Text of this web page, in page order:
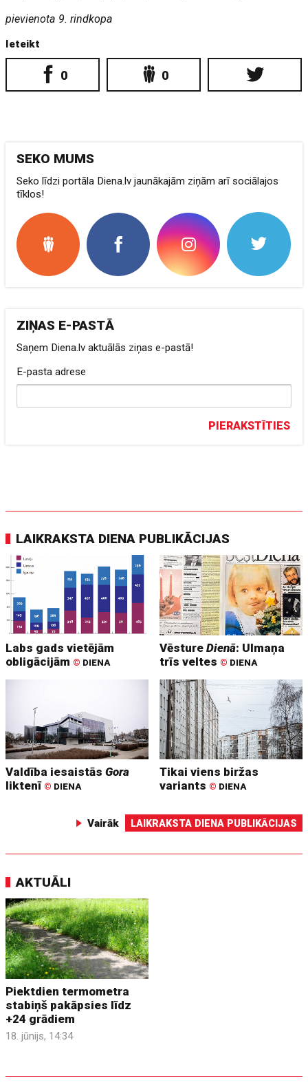
pievienota 9. rindkopa
Ieteikt
0 0
SEKO MUMS
Seko līdzi portāla Diena.lv jaunākajām ziņām arī sociālajos
tīklos!
ZIŅAS E-PASTĀ
Saņem Diena.lv aktuālās ziņas e-pastā!
E-pasta adrese
PIERAKSTĪTIES
LAIKRAKSTA DIENA PUBLIKĀCIJAS
Labs gads vietējām
obligācijām © DIENA
VēstureDienā: Ulmaņa
trīs veltes © DIENA
Valdība iesaistāsGora
liktenī © DIENA
Tikai viens biržas
variants © DIENA
Vairāk LAIKRAKSTA DIENA PUBLIKĀCIJAS
AKTUĀLI
Piektdien termometra
stabiņš pakāpsies līdz
+24 grādiem
18. jūnijs, 14:34